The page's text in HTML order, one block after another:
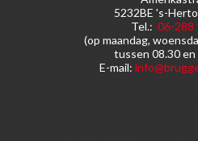
5232BE 's-
Tel.: 06-288
(op maandag,
tussen 08.30 en
E-mail: